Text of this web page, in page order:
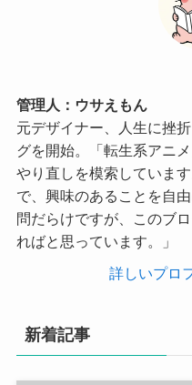
管理人：ウサえもん
元デザイナー、人生に挫
グを開始。「転生系アニ
やり直しを模索していま
で、興味のあることを自
問だらけですが、このブ
ればと思っています。」
詳しいプロ
新着記事